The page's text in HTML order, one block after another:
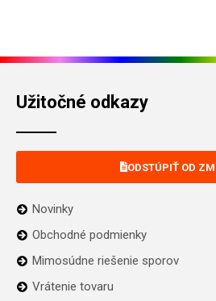
Užitočné odkazy
ODSTÚPIŤ OD
Novinky
Obchodné podmienky
Mimosúdne riešenie sporov
Vrátenie tovaru